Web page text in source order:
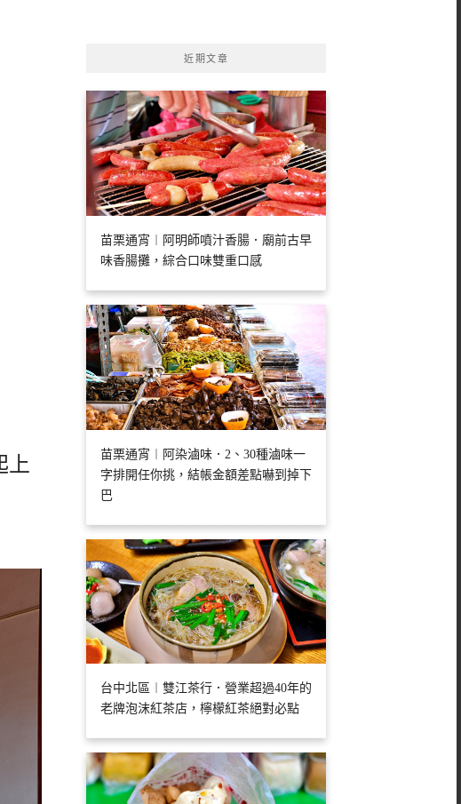
上
近期文章
苗栗通宵︱阿明師噴汁香腸．廟前古早
味香腸攤，綜合口味雙重口感
苗栗通宵︱阿染滷味．2、30種滷味一
字排開任你挑，結帳金額差點嚇到掉下
巴
台中北區︱雙江茶行．營業超過40年的
老牌泡沫紅茶店，檸檬紅茶絕對必點